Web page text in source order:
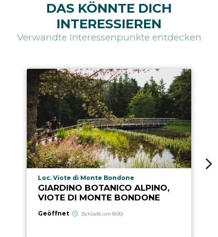
DAS KÖNNTE DICH
INTERESSIEREN
Verwandte Interessenpunkte entdecken
aria.poi_location_prefix
Loc. Viote di Monte Bondone
GIARDINO BOTANICO ALPINO,
VIOTE DI MONTE BONDONE
Geöffnet (Schließt um 18:00)